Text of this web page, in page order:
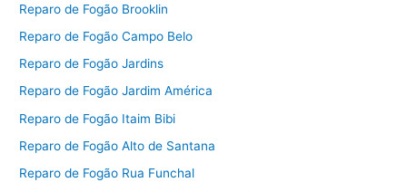
Reparo de Fogão Brooklin
Reparo de Fogão Campo Belo
Reparo de Fogão Jardins
Reparo de Fogão Jardim América
Reparo de Fogão Itaim Bibi
Reparo de Fogão Alto de Santana
Reparo de Fogão Rua Funchal